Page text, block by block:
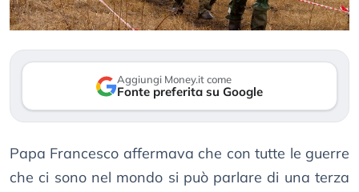
Aggiungi Money.it come
Fonte preferita su Google
Papa Francesco affermava che con tutte le guerre
che ci sono nel mondo si può parlare di una terza